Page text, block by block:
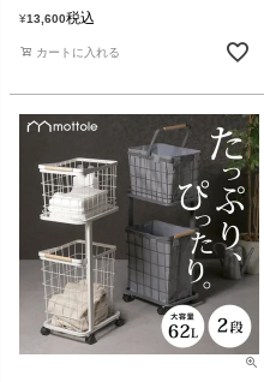
¥13,600税込
カートに入れる